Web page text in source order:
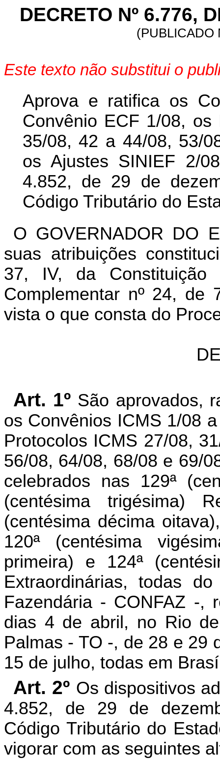
DECRETO Nº 6.776,
(PUBLICADO
Este texto não substitui o
Aprova e ratifica os
Convênio ECF 1/08,
35/08, 42 a 44/08, 53/
os Ajustes SINIEF 2/
4.852, de 29 de
Código Tributário do
O GOVERNADOR DO
suas atribuições
37, IV, da
Complementar nº 24,
vista o que consta do
Art. 1º São aprovados,
os Convênios ICMS 1/08
Protocolos ICMS 27/08,
56/08, 64/08, 68/08 e 69/
celebrados nas 129ª
(centésima trigésima)
(centésima décima
120ª (centésima
primeira) e 124ª
Extraordinárias, todas
Fazendária - CONFAZ -,
dias 4 de abril, no Rio
Palmas - TO -, de 28 e 29
15 de julho, todas em
Art. 2º Os dispositivos
4.852, de 29 de
Código Tributário do
vigorar com as seguintes